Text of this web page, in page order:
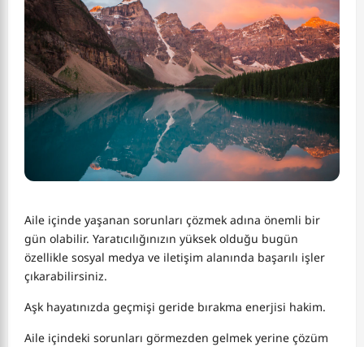
Aile içinde yaşanan sorunları çözmek adına önemli bir
gün olabilir. Yaratıcılığınızın yüksek olduğu bugün
özellikle sosyal medya ve iletişim alanında başarılı işler
çıkarabilirsiniz.
Aşk hayatınızda geçmişi geride bırakma enerjisi hakim.
Aile içindeki sorunları görmezden gelmek yerine çözüm